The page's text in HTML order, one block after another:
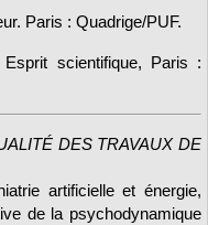
Paris : Quadrige/PUF.
scientifique, Paris :
DES TRAVAUX DE
artificielle et énergie,
de la psychodynamique